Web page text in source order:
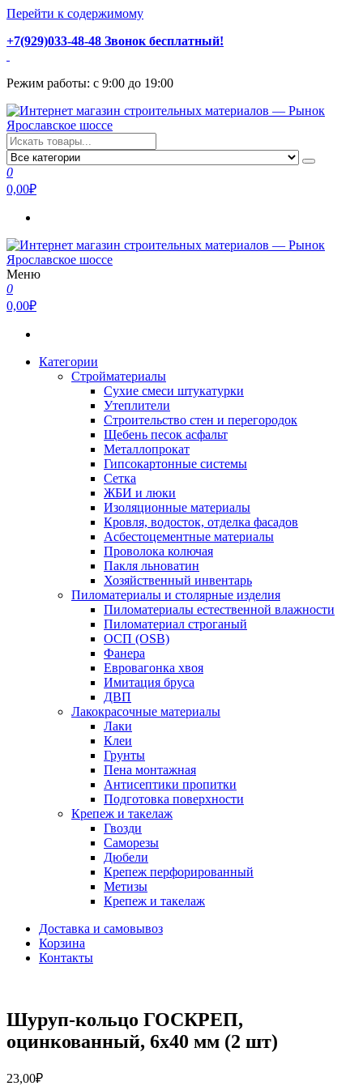
Перейти к содержимому
+7(929)033-48-48 Звонок бесплатный!
Режим работы: с 9:00 до 19:00
Интернет магазин строительных материалов — Рынок
Ярославское шоссе
Стройматериалы с доставкой и самовывозом можно купить у
нас. Пушкино, Ивантеевка, Королев, Мытищи, Сергиев Посад.
Низкая цена, консультация и быстрая доставка.
0
0,00₽
Интернет магазин строительных материалов — Рынок
Ярославское шоссе
Стройматериалы с доставкой и самовывозом можно купить у
нас. Пушкино, Ивантеевка, Королев, Мытищи, Сергиев Посад.
Низкая цена, консультация и быстрая доставка.
Меню
0
0,00₽
Категории
Стройматериалы
Сухие смеси штукатурки
Утеплители
Строительство стен и перегородок
Щебень песок асфальт
Металлопрокат
Гипсокартонные системы
Сетка
ЖБИ и люки
Изоляционные материалы
Кровля, водосток, отделка фасадов
Асбестоцементные материалы
Проволока колючая
Пакля льноватин
Хозяйственный инвентарь
Пиломатериалы и столярные изделия
Пиломатериалы естественной влажности
Пиломатериал строганый
ОСП (OSB)
Фанера
Евровагонка хвоя
Имитация бруса
ДВП
Лакокрасочные материалы
Лаки
Клеи
Грунты
Пена монтажная
Антисептики пропитки
Подготовка поверхности
Крепеж и такелаж
Гвозди
Саморезы
Дюбели
Крепеж перфорированный
Метизы
Крепеж и такелаж
Доставка и самовывоз
Корзина
Контакты
Шуруп-кольцо ГОСКРЕП,
оцинкованный, 6х40 мм (2 шт)
23,00₽